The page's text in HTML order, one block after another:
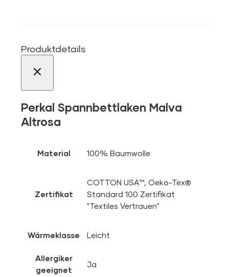
Produktdetails
Perkal Spannbettlaken Malva
Altrosa
Material 100% Baumwolle
Zertifikat
COTTON USA™, Oeko-Tex®
Standard 100 Zertifikat
"Textiles Vertrauen"
Wärmeklasse Leicht
Allergiker
geeignet
Ja